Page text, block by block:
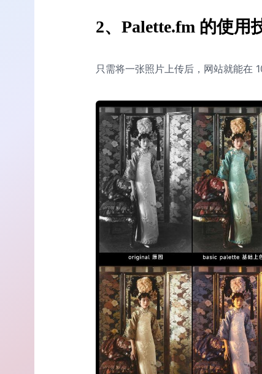
2、Palette.fm 的使用
只需将一张照片上传后，网站就能在